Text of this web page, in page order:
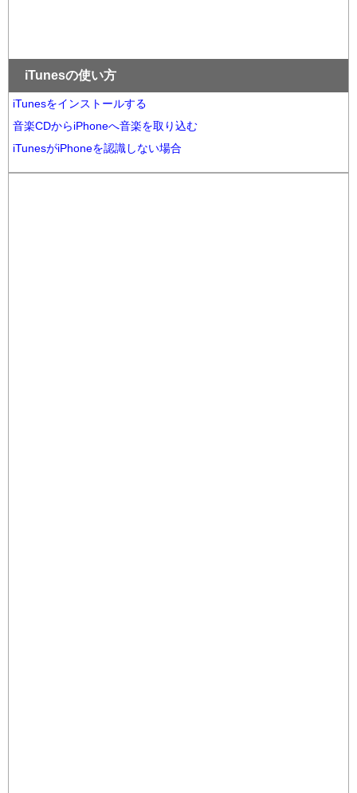
iTunesの使い方
iTunesをインストールする
音楽CDからiPhoneへ音楽を取り込む
iTunesがiPhoneを認識しない場合